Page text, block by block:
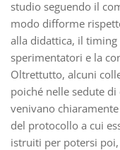
studio seguendo il
modo difforme
alla didattica, il
sperimentatori e la
Oltrettutto, alcuni
poiché nelle sedute
venivano
del protocollo a cui
istruiti per potersi